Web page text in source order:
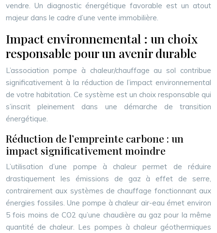
vendre. Un diagnostic énergétique favorable est un atout
majeur dans le cadre d’une vente immobilière.
Impact environnemental : un choix
responsable pour un avenir durable
L’association pompe à chaleur/chauffage au sol contribue
significativement à la réduction de l’impact environnemental
de votre habitation. Ce système est un choix responsable qui
s’inscrit pleinement dans une démarche de transition
énergétique.
Réduction de l’empreinte carbone : un
impact significativement moindre
L’utilisation d’une pompe à chaleur permet de réduire
drastiquement les émissions de gaz à effet de serre,
contrairement aux systèmes de chauffage fonctionnant aux
énergies fossiles. Une pompe à chaleur air-eau émet environ
5 fois moins de CO2 qu’une chaudière au gaz pour la même
quantité de chaleur. Les pompes à chaleur géothermiques